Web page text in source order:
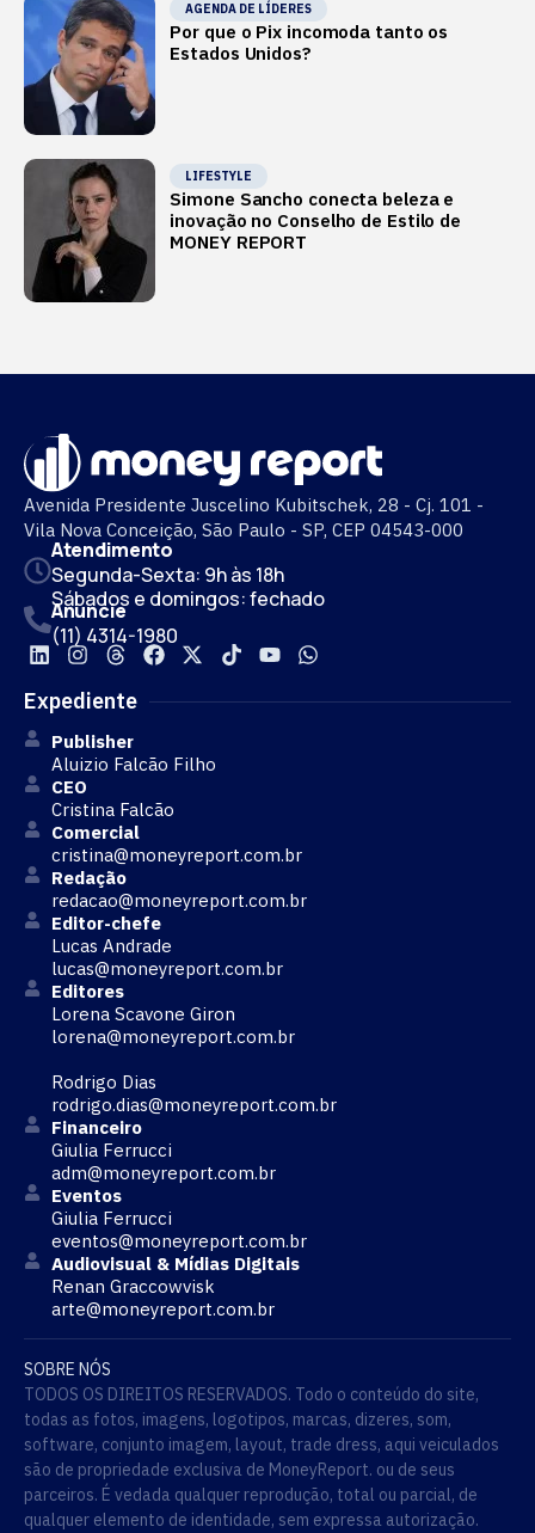
AGENDA DE LÍDERES
Por que o Pix incomoda tanto os
Estados Unidos?
LIFESTYLE
Simone Sancho conecta beleza e
inovação no Conselho de Estilo de
MONEY REPORT
Avenida Presidente Juscelino Kubitschek, 28 - Cj. 101 -
Vila Nova Conceição, São Paulo - SP, CEP 04543-000
Atendimento
Segunda-Sexta: 9h às 18h
Sábados e domingos: fechado
Anuncie
(11) 4314-1980
Expediente
Publisher
Aluizio Falcão Filho
CEO
Cristina Falcão
Comercial
cristina@moneyreport.com.br
Redação
redacao@moneyreport.com.br
Editor-chefe
Lucas Andrade
lucas@moneyreport.com.br
Editores
Lorena Scavone Giron
lorena@moneyreport.com.br
Rodrigo Dias
rodrigo.dias@moneyreport.com.br
Financeiro
Giulia Ferrucci
adm@moneyreport.com.br
Eventos
Giulia Ferrucci
eventos@moneyreport.com.br
Audiovisual & Mídias Digitais
Renan Graccowvisk
arte@moneyreport.com.br
SOBRE NÓS
TODOS OS DIREITOS RESERVADOS. Todo o conteúdo do site,
todas as fotos, imagens, logotipos, marcas, dizeres, som,
software, conjunto imagem, layout, trade dress, aqui veiculados
são de propriedade exclusiva de MoneyReport. ou de seus
parceiros. É vedada qualquer reprodução, total ou parcial, de
qualquer elemento de identidade, sem expressa autorização.